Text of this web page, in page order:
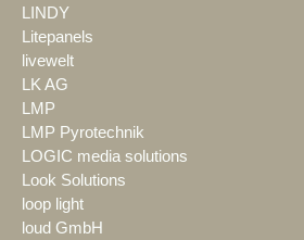
LINDY
Litepanels
livewelt
LK AG
LMP
LMP Pyrotechnik
LOGIC media solutions
Look Solutions
loop light
loud GmbH